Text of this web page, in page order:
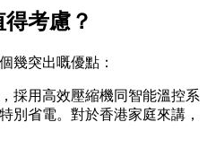
考慮？
幾突出嘅優點：
採用高效壓縮機同智能溫控系
別省電。對於香港家庭來講，